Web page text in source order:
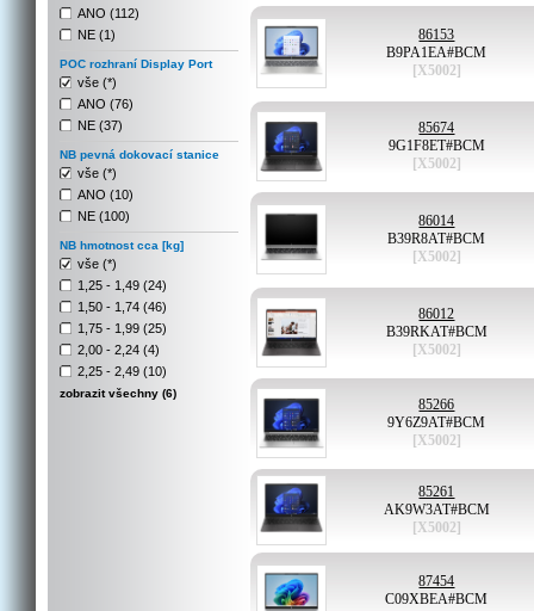
ANO (112)
NE (1)
POC rozhraní Display Port
vše (*)
ANO (76)
NE (37)
NB pevná dokovací stanice
vše (*)
ANO (10)
NE (100)
NB hmotnost cca [kg]
vše (*)
1,25 - 1,49 (24)
1,50 - 1,74 (46)
1,75 - 1,99 (25)
2,00 - 2,24 (4)
2,25 - 2,49 (10)
zobrazit všechny (6)
86153
B9PA1EA#BCM
[X5002]
85674
9G1F8ET#BCM
[X5002]
86014
B39R8AT#BCM
[X5002]
86012
B39RKAT#BCM
[X5002]
85266
9Y6Z9AT#BCM
[X5002]
85261
AK9W3AT#BCM
[X5002]
87454
C09XBEA#BCM